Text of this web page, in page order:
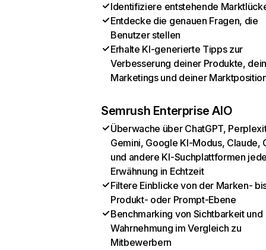
Identifiziere entstehende
Entdecke die genauen Fragen, die
Benutzer stellen
Erhalte KI-generierte Tipps zur
Verbesserung deiner Produkte,
Marketings und deiner
Semrush Enterprise AIO
Überwache über ChatGPT,
Gemini, Google KI-Modus, Claude,
und andere KI-Suchplattformen
Erwähnung in Echtzeit
Filtere Einblicke von der Marken-
Produkt- oder Prompt-Ebene
Benchmarking von Sichtbarkeit und
Wahrnehmung im Vergleich zu
Mitbewerbern